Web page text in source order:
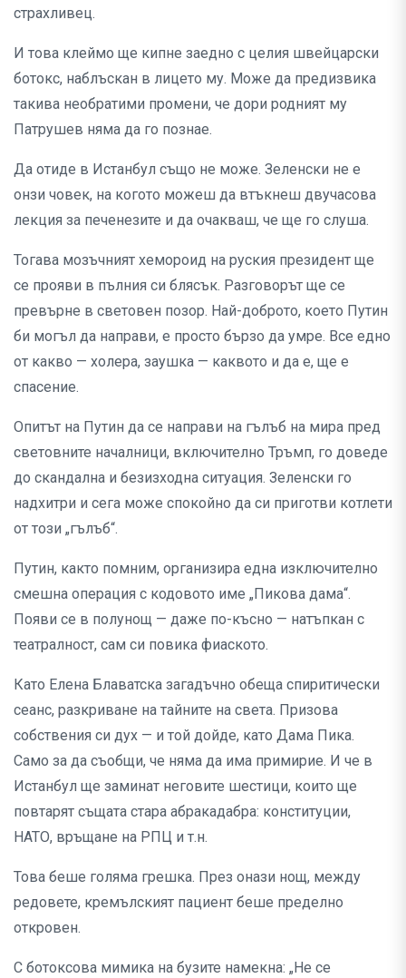
страхливец.
И това клеймо ще кипне заедно с целия швейцарски
ботокс, наблъскан в лицето му. Може да предизвика
такива необратими промени, че дори родният му
Патрушев няма да го познае.
Да отиде в Истанбул също не може. Зеленски не е
онзи човек, на когото можеш да втъкнеш двучасова
лекция за печенезите и да очакваш, че ще го слуша.
Тогава мозъчният хемороид на руския президент ще
се прояви в пълния си блясък. Разговорът ще се
превърне в световен позор. Най-доброто, което Путин
би могъл да направи, е просто бързо да умре. Все едно
от какво — холера, заушка — каквото и да е, ще е
спасение.
Опитът на Путин да се направи на гълъб на мира пред
световните началници, включително Тръмп, го доведе
до скандална и безизходна ситуация. Зеленски го
надхитри и сега може спокойно да си приготви котлети
от този „гълъб“.
Путин, както помним, организира една изключително
смешна операция с кодовото име „Пикова дама“.
Появи се в полунощ — даже по-късно — натъпкан с
театралност, сам си повика фиаското.
Като Елена Блаватска загадъчно обеща спиритически
сеанс, разкриване на тайните на света. Призова
собствения си дух — и той дойде, като Дама Пика.
Само за да съобщи, че няма да има примирие. И че в
Истанбул ще заминат неговите шестици, които ще
повтарят същата стара абракадабра: конституции,
НАТО, връщане на РПЦ и т.н.
Това беше голяма грешка. През онази нощ, между
редовете, кремълският пациент беше пределно
откровен.
С ботоксова мимика на бузите намекна: „Не се